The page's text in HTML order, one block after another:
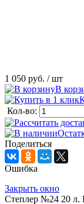
1 050 руб. / шт
В
Кол-во:
Поделиться
Ошибка
Закрыть окно
Степлер №24 20 л.